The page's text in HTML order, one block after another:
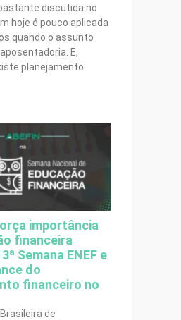
discutida no
hoje é pouco aplicada
quando o assunto
E,
planejamento
importância
financeira
Semana ENEF e
do
financeiro no
de